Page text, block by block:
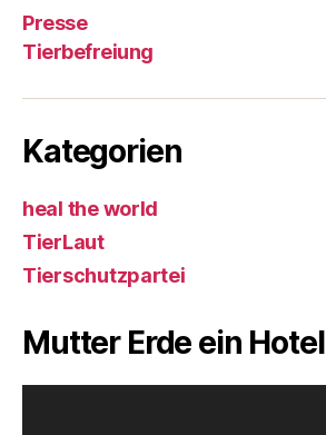
Presse
Tierbefreiung
Kategorien
heal the world
TierLaut
Tierschutzpartei
Mutter Erde ein Hotel